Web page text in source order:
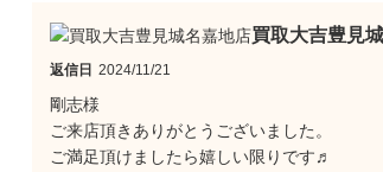
買取大吉豊見
返信日 2024/11/21
剛志様
ご来店頂きありがとうございました。
ご満足頂けましたら嬉しい限りです♬